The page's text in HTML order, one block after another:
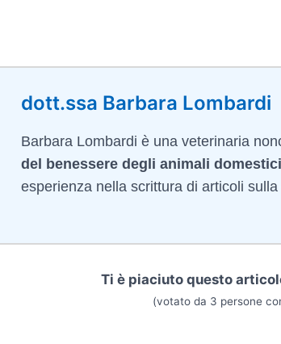
dott.ssa Barbara Lombardi
Barbara Lombardi è una veterinaria
del benessere degli animali domestici
esperienza nella scrittura di articoli
Ti è piaciuto questo
(votato da 3 persone